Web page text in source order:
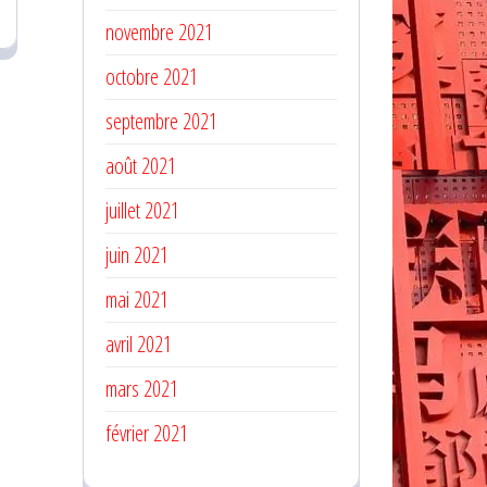
novembre 2021
octobre 2021
septembre 2021
août 2021
juillet 2021
juin 2021
mai 2021
avril 2021
mars 2021
février 2021